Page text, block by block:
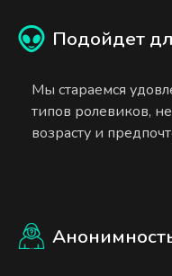
Подойдет
Мы стараемся
типов ролевиков,
возрасту и